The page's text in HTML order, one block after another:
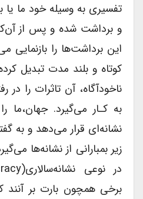
تفسیری به وسیله خود ما یا
و برداشت شده و پس از
این برداشت‌ها را بازنمایی
کوتاه و بلند مدت تبدیل
ناخود‌آگاه، آن تاثرات را در
به کـار می‌گیرد. جهان،‌ما را
نشانه‌ای قرار می‌دهد و به
زیر بمبارانی از نشانه‌ها
برخی همچون بارت بر آنند